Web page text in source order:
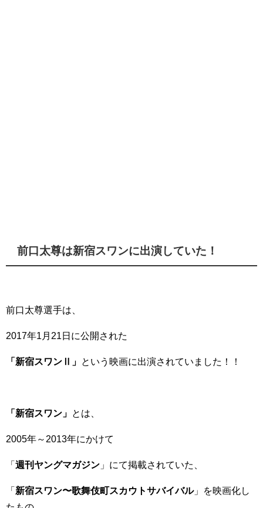
前口太尊は新宿スワンに出演していた！
前口太尊選手は、
2017年1月21日に公開された
「新宿スワンⅡ」 という映画に出演されていました！！
「 新宿スワン 」 とは、
2005年～2013年にかけて
「 週刊ヤングマガジン 」にて掲載されていた、
「 新宿スワン〜歌舞伎町スカウトサバイバル」を映画化し